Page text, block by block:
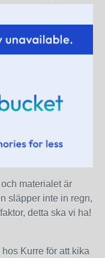
materialet är
släpper inte in regn,
detta ska vi ha!
Kurre för att kika